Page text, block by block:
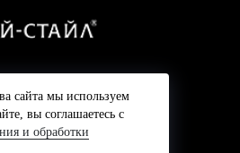
Cтайл
сайта мы используем
вы соглашаетесь с
и обработки